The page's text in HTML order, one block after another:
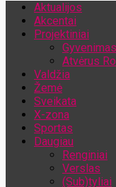
Aktualijos
Akcentai
Projektiniai
Atvėrus
Valdžia
Žemė
Sveikata
X-zona
Sportas
Daugiau
Renginiai
Verslas
(Sub)tyliai